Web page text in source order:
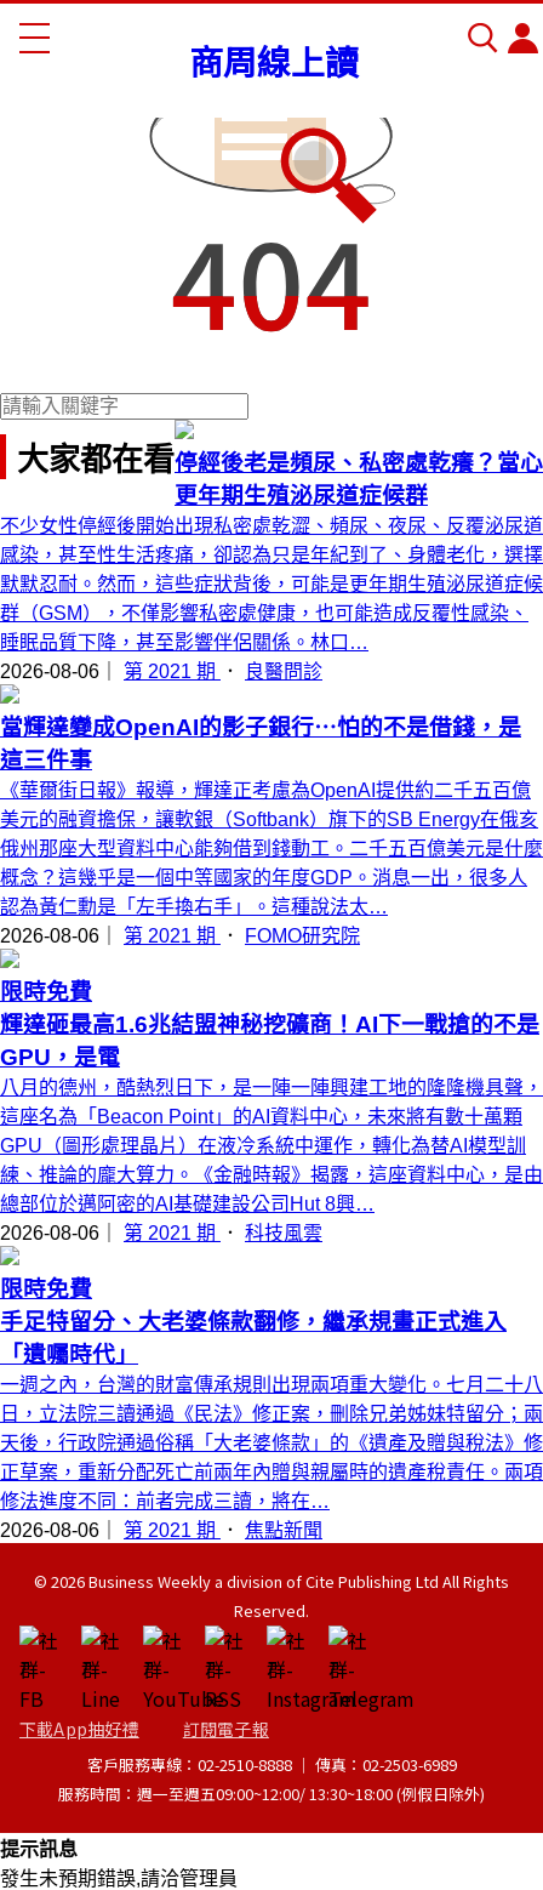
商周線上讀
大家都在看停經後老是頻尿、私密處乾癢？當心
更年期生殖泌尿道症候群
不少女性停經後開始出現私密處乾澀、頻尿、夜尿、反覆泌尿道
感染，甚至性生活疼痛，卻認為只是年紀到了、身體老化，選擇
默默忍耐。然而，這些症狀背後，可能是更年期生殖泌尿道症候
群（GSM），不僅影響私密處健康，也可能造成反覆性感染、
睡眠品質下降，甚至影響伴侶關係。林口…
2026-08-06｜ 第 2021 期 ． 良醫問診
當輝達變成OpenAI的影子銀行⋯怕的不是借錢，是
這三件事
《華爾街日報》報導，輝達正考慮為OpenAI提供約二千五百億
美元的融資擔保，讓軟銀（Softbank）旗下的SB Energy在俄亥
俄州那座大型資料中心能夠借到錢動工。二千五百億美元是什麼
概念？這幾乎是一個中等國家的年度GDP。消息一出，很多人
認為黃仁勳是「左手換右手」。這種說法太…
2026-08-06｜ 第 2021 期 ． FOMO研究院
限時免費
輝達砸最高1.6兆結盟神秘挖礦商！AI下一戰搶的不是
GPU，是電
八月的德州，酷熱烈日下，是一陣一陣興建工地的隆隆機具聲，
這座名為「Beacon Point」的AI資料中心，未來將有數十萬顆
GPU（圖形處理晶片）在液冷系統中運作，轉化為替AI模型訓
練、推論的龐大算力。《金融時報》揭露，這座資料中心，是由
總部位於邁阿密的AI基礎建設公司Hut 8興…
2026-08-06｜ 第 2021 期 ． 科技風雲
限時免費
手足特留分、大老婆條款翻修，繼承規畫正式進入
「遺囑時代」
一週之內，台灣的財富傳承規則出現兩項重大變化。七月二十八
日，立法院三讀通過《民法》修正案，刪除兄弟姊妹特留分；兩
天後，行政院通過俗稱「大老婆條款」的《遺產及贈與稅法》修
正草案，重新分配死亡前兩年內贈與親屬時的遺產稅責任。兩項
修法進度不同：前者完成三讀，將在…
2026-08-06｜ 第 2021 期 ． 焦點新聞
© 2026 Business Weekly a division of Cite Publishing Ltd All Rights
Reserved.
下載App抽好禮 訂閱電子報
客戶服務專線：02-2510-8888 │ 傳真：02-2503-6989
服務時間：週一至週五09:00~12:00/ 13:30~18:00 (例假日除外)
提示訊息
發生未預期錯誤,請洽管理員